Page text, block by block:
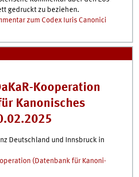
gedruckt zu beziehen.
zum Codex Iuris Canonici
Koope­ra­tion
Kano­ni­sches
Deutschland und Innsbruck in
(Da­ten­bank für Kano­ni­